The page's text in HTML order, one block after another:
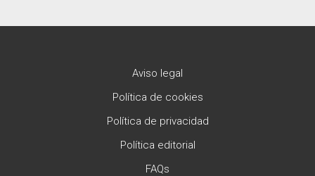
Aviso legal
Política de cookies
Política de privacidad
Política editorial
FAQs